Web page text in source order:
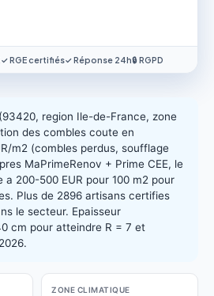
✓ RGE certifiés✓ Réponse 24h🔒 RGPD
region Ile-de-France, zone
des combles coute en
m2 (combles perdus, soufflage
MaPrimeRenov + Prime CEE, le
200-500 EUR pour 100 m2 pour
Plus de 2896 artisans certifies
le secteur. Epaisseur
cm pour atteindre R = 7 et
ZONE CLIMATIQUE